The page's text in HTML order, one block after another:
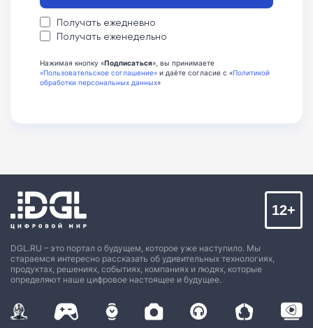
Получать ежедневно
Получать еженедельно
Нажимая кнопку «Подписаться», вы принимаете
«Пользовательское соглашение» и даёте согласие с «Политикой
обработки персональных данных»
DGL.RU – это портал о будущем, которое уже наступило. Мы
стараемся интересно рассказать об удивительных технологиях,
продуктах, решениях, событиях, компаниях и людях, которые
определяют наше цифровое настоящее и будущее.
12+